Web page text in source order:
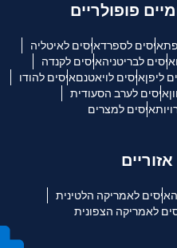
פופולריים
איסים לספרדאיסים לאיטליה
איסים לבריטניהאיסים לקנדה
ליפןאיסים לויאטנםאיסים להודו
איסים לערב הסעודית
איסים למצרים
איסים לאמריקה הלטינית
לאמריקה הצפונית